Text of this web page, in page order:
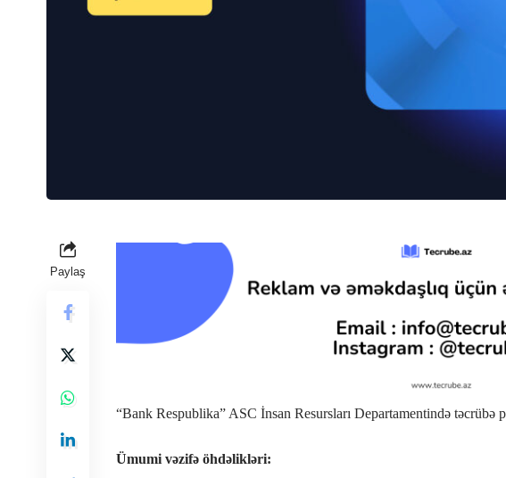
Paylaş
“Bank Respublika” ASC İnsan Resursları Departamentində təcrübə
Ümumi vəzifə öhdəlikləri: